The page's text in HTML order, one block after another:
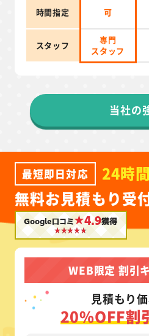
時間指定 可
スタッフ
専門
スタッフ
当社の
最短即日対応
24時
無料お見積もり受
Google口コミ★4.9獲得
WEB限定 割引
見積もり
20%OFF割